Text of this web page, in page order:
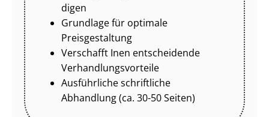
di­gen
Grundlage für optimale
Preisgestaltung
Verschafft Inen entscheidende
Ver­hand­lungs­vor­tei­le
Ausführliche schriftliche
Abhandlung (ca. 30-50 Seiten)